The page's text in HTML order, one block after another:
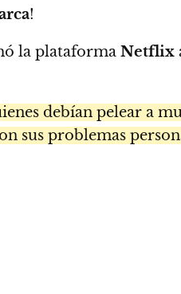
!
la plataforma Netflix
debían pelear a
sus problemas